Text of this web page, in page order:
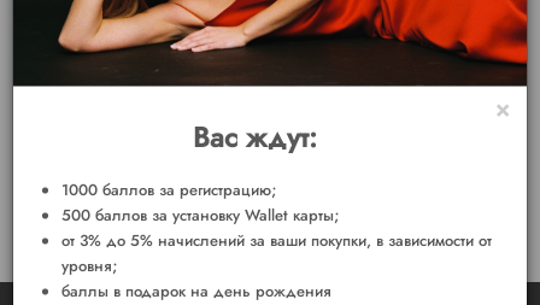
Отзывы и предложения:
info@myseasons.store
Вакансии:
hr@myseasons.store
ИП ХМЕЛЁВА ХАННА ВАЛЕРЬЕВНА
ИНН: 784105984895
ОГРН: 316784700103021
Почтовый адрес: 191002, г.Санкт-Петербург, ул. Рубинштейна д.34
×
Вас ждут:
1000 баллов за регистрацию;
500 баллов за установку Wallet карты;
от 3% до 5% начислений за ваши покупки, в зависимости от
уровня;
баллы в подарок на день рождения